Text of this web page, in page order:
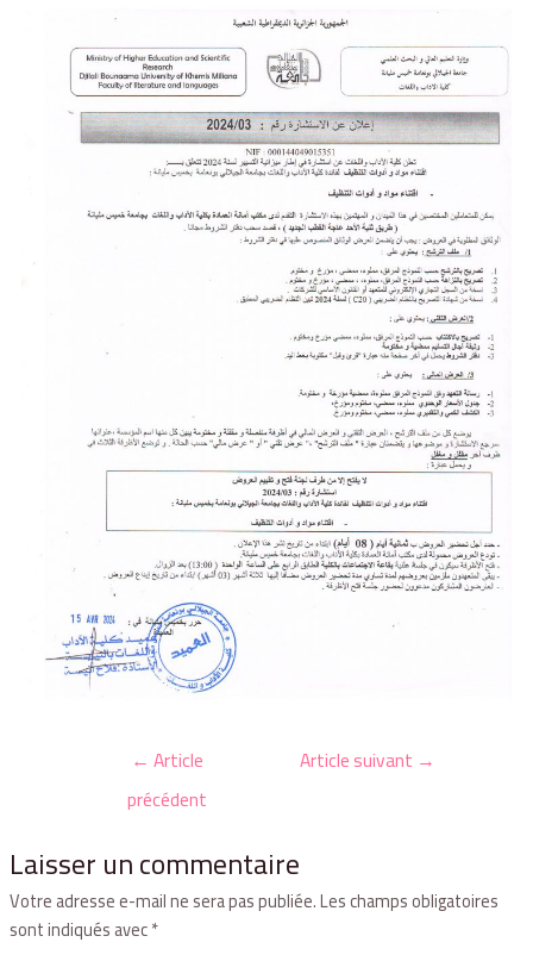
← Article
précédent
Article suivant →
Laisser un commentaire
Votre adresse e-mail ne sera pas publiée.Les champs obligatoires
sont indiqués avec*